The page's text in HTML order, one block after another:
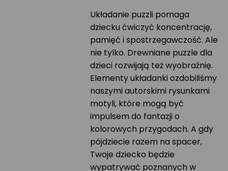
Układanie puzzli pomaga
dziecku ćwiczyć koncentrację,
pamięć i spostrzegawczość. Ale
nie tylko. Drewniane puzzle dla
dzieci rozwijają też wyobraźnię.
Elementy układanki ozdobiliśmy
naszymi autorskimi rysunkami
motyli, które mogą być
impulsem do fantazji o
kolorowych przygodach. A gdy
pójdziecie razem na spacer,
Twoje dziecko będzie
wypatrywać poznanych w